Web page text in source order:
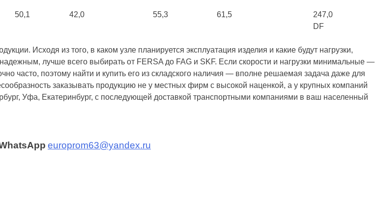
50,1 42,0 55,3 61,5
247,0
DF
Исходя из того, в каком узле планируется эксплуатация изделия и какие будут нагрузки,
лучше всего выбирать от FERSA до FAG и SKF. Если скорости и нагрузки минимальные —
часто, поэтому найти и купить его из складского наличия — вполне решаемая задача даже для
заказывать продукцию не у местных фирм с высокой наценкой, а у крупных компаний
Уфа, Екатеринбург, с последующей доставкой транспортными компаниями в ваш населенный
europrom63@yandex.ru